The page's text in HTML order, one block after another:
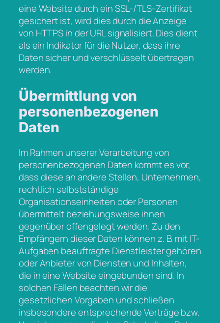
eine Website durch ein SSL-/TLS-Zertifikat
gesichert ist, wird dies durch die Anzeige
von HTTPS in der URL signalisiert. Dies dient
als ein Indikator für die Nutzer, dass ihre
Daten sicher und verschlüsselt übertragen
werden.
Übermittlung von
personenbezogenen
Daten
Im Rahmen unserer Verarbeitung von
personenbezogenen Daten kommt es vor,
dass diese an andere Stellen, Unternehmen,
rechtlich selbstständige
Organisationseinheiten oder Personen
übermittelt beziehungsweise ihnen
gegenüber offengelegt werden. Zu den
Empfängern dieser Daten können z. B. mit IT-
Aufgaben beauftragte Dienstleister gehören
oder Anbieter von Diensten und Inhalten,
die in eine Website eingebunden sind. In
solchen Fällen beachten wir die
gesetzlichen Vorgaben und schließen
insbesondere entsprechende Verträge bzw.